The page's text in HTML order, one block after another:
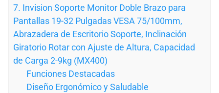
7. Invision Soporte Monitor Doble Brazo para
Pantallas 19-32 Pulgadas VESA 75/100mm,
Abrazadera de Escritorio Soporte, Inclinación
Giratorio Rotar con Ajuste de Altura, Capacidad
de Carga 2-9kg (MX400)
Funciones Destacadas
Diseño Ergonómico y Saludable